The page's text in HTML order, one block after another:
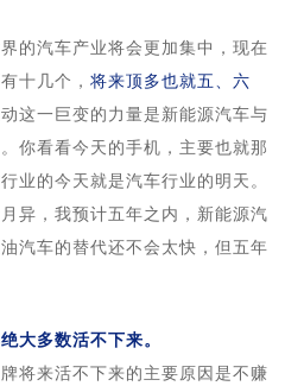
的汽车产业将会更加集中，现在
十几个， 将来顶多也就五、六
这一巨变的力量是新能源汽车与
你看看今天的手机，主要也就那
业的今天就是汽车行业的明天。
异，我预计五年之内，新能源汽
汽车的替代还不会太快，但五年
大多数活不下来。
将来活不下来的主要原因是不赚